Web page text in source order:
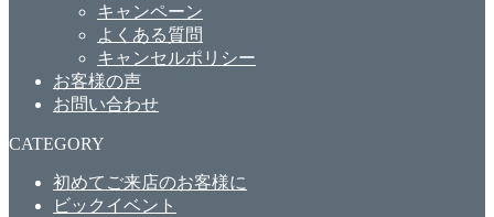
キャンペーン
よくある質問
キャンセルポリシー
お客様の声
お問い合わせ
CATEGORY
初めてご来店のお客様に
ビックイベント